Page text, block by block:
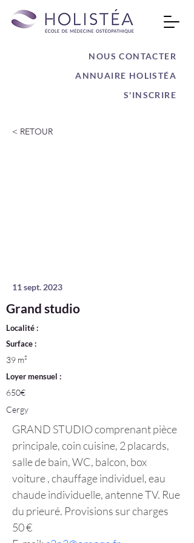
NOUS CONTACTER
ANNUAIRE HOLISTÉA
S'INSCRIRE
< RETOUR
11 sept. 2023
Grand studio
Localité :
Surface :
39 m²
Loyer mensuel :
650€
Cergy
GRAND STUDIO comprenant pièce
principale, coin cuisine, 2 placards,
salle de bain, WC, balcon, box
voiture , chauffage individuel, eau
chaude individuelle, antenne TV. Rue
du prieuré. Provisions sur charges
50 €